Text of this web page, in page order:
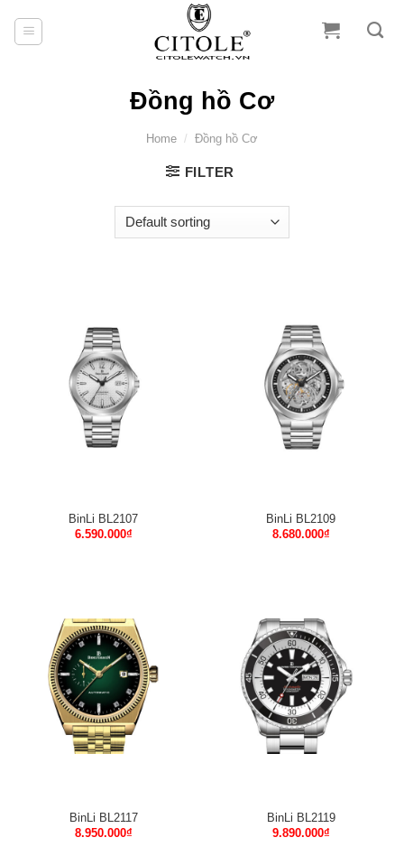
Đồng hồ Cơ
Home / Đồng hồ Cơ
FILTER
BinLi BL2107
6.590.000₫
BinLi BL2109
8.680.000₫
BinLi BL2117
8.950.000₫
BinLi BL2119
9.890.000₫